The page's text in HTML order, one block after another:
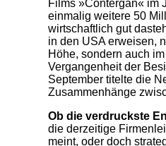
Films »Contergan« im
einmalig weitere 50
wirtschaftlich gut
in den USA erweisen,
Höhe, sondern auch
Vergangenheit der
September titelte die
Zusammenhänge
Ob die verdruckste
die derzeitige
meint, oder doch